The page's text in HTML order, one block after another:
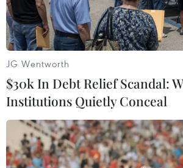
JG Wentworth
$30k In Debt Relief Scandal:
Institutions Quietly Conceal